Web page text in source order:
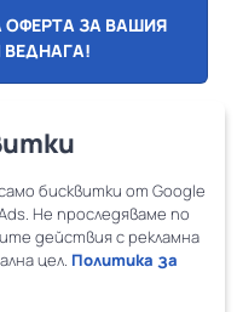
ОФЕРТА ЗА ВАШИЯ
бисквитки от Google
Не проследяваме по
действия с рекламна
цел. Политика за